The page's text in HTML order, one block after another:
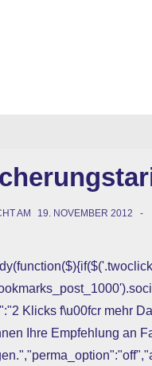
AM 19. NOVEMBER 2012
Klicks f\u00fcr mehr
Ihre Empfehlung an